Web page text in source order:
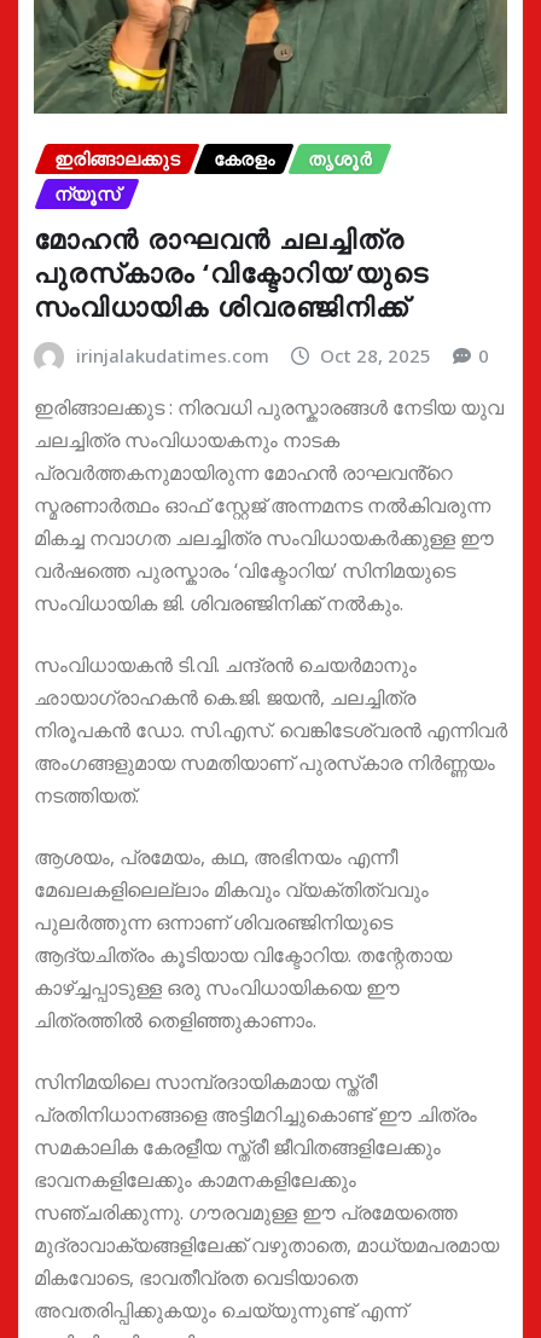
ഇരിങ്ങാലക്കുട കേരളം
തൃശൂർ
ന്യൂസ്
മോഹൻ രാഘവൻ ചലച്ചിത്ര
പുരസ്‌കാരം ‘വിക്ടോറിയ’യുടെ
സംവിധായിക ശിവരഞ്ജിനിക്ക്
irinjalakudatimes.com Oct 28, 2025 0
ഇരിങ്ങാലക്കുട : നിരവധി പുരസ്കാരങ്ങൾ നേടിയ യുവ
ചലച്ചിത്ര സംവിധായകനും നാടക
പ്രവർത്തകനുമായിരുന്ന മോഹൻ രാഘവൻ്റെ
സ്മരണാർത്ഥം ഓഫ് സ്റ്റേജ് അന്നമനട നൽകിവരുന്ന
മികച്ച നവാഗത ചലച്ചിത്ര സംവിധായകർക്കുള്ള ഈ
വർഷത്തെ പുരസ്കാരം ‘വിക്ടോറിയ’ സിനിമയുടെ
സംവിധായിക ജി. ശിവരഞ്ജിനിക്ക് നൽകും.
സംവിധായകൻ ടി.വി. ചന്ദ്രൻ ചെയർമാനും
ഛായാഗ്രാഹകൻ കെ.ജി. ജയൻ, ചലച്ചിത്ര
നിരൂപകൻ ഡോ. സി.എസ്. വെങ്കിടേശ്വരൻ എന്നിവർ
അംഗങ്ങളുമായ സമതിയാണ് പുരസ്‌കാര നിർണ്ണയം
നടത്തിയത്.
ആശയം, പ്രമേയം, കഥ, അഭിനയം എന്നീ
മേഖലകളിലെല്ലാം മികവും വ്യക്തിത്വവും
പുലർത്തുന്ന ഒന്നാണ് ശിവരഞ്ജിനിയുടെ
ആദ്യചിത്രം കൂടിയായ വിക്ടോറിയ. തന്റേതായ
കാഴ്ച്ചപ്പാടുള്ള ഒരു സംവിധായികയെ ഈ
ചിത്രത്തിൽ തെളിഞ്ഞുകാണാം.
സിനിമയിലെ സാമ്പ്രദായികമായ സ്ത്രീ
പ്രതിനിധാനങ്ങളെ അട്ടിമറിച്ചുകൊണ്ട് ഈ ചിത്രം
സമകാലിക കേരളീയ സ്ത്രീ ജീവിതങ്ങളിലേക്കും
ഭാവനകളിലേക്കും കാമനകളിലേക്കും
സഞ്ചരിക്കുന്നു. ഗൗരവമുള്ള ഈ പ്രമേയത്തെ
മുദ്രാവാക്യങ്ങളിലേക്ക് വഴുതാതെ, മാധ്യമപരമായ
മികവോടെ, ഭാവതീവ്രത വെടിയാതെ
അവതരിപ്പിക്കുകയും ചെയ്യുന്നുണ്ട് എന്ന്